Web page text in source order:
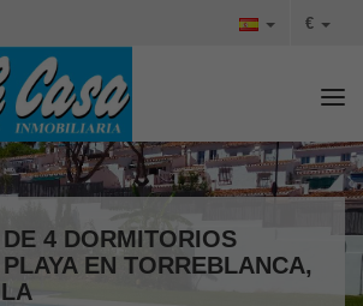
€
4 DORMITORIOS
EN TORREBLANCA,